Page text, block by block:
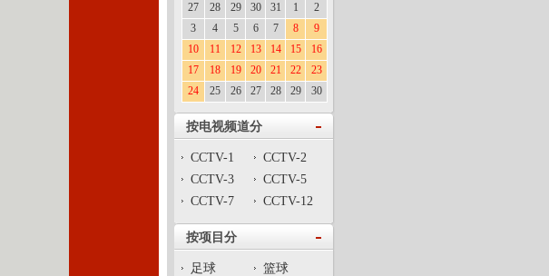
27
28 29 30 31 1
2
3
4 5 6 7 8
9
10
11 12 13 14 15
16
17
18 19 20 21 22
23
24
25 26 27 28 29 30
按电视频道分
CCTV-1
CCTV-2
CCTV-3
CCTV-5
CCTV-7
CCTV-12
按项目分
足球
篮球